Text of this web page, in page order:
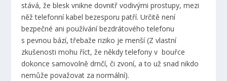
stává, že blesk vnikne dovnitř vodivými prostupy, mezi
něž telefonní kabel bezesporu patří. Určitě není
bezpečné ani používání bezdrátového telefonu
s pevnou bází, třebaže riziko je menší (Z vlastní
zkušenosti mohu říct, že někdy telefony v bouřce
dokonce samovolně drnčí, či zvoní, a to už snad nikdo
nemůže považovat za normální).